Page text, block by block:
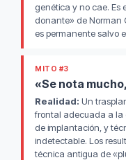
genética y no cae. Es
donante» de Norman
es permanente salvo
MITO #3
«Se nota
Realidad: Un
frontal adecuada a la
de implantación, y
indetectable. Los
técnica antigua de